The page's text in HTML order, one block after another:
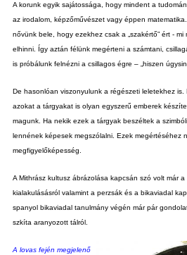
A korunk egyik sajátossága, hogy mindent a
az irodalom, képzőművészet vagy éppen
nővünk bele, hogy ezekhez csak a „szakértő” ért -
elhinni. Így aztán félünk megérteni a számtani,
is próbálunk felnézni a csillagos égre – „hiszen
De hasonlóan viszonyulunk a régészeti leletekhez
azokat a tárgyakat is olyan egyszerű emberek
magunk. Ha nekik ezek a tárgyak beszéltek a
lennének képesek megszólalni. Ezek megértéséhez
megfigyelőképesség.
A Mithrász kultusz ábrázolása kapcsán szó volt már
kialakulásásról valamint a perzsák és a bikaviadal
spanyol bikaviadal tanulmány végén már pár
szkíta aranyozott tálról.
A lovas fején megjelenő